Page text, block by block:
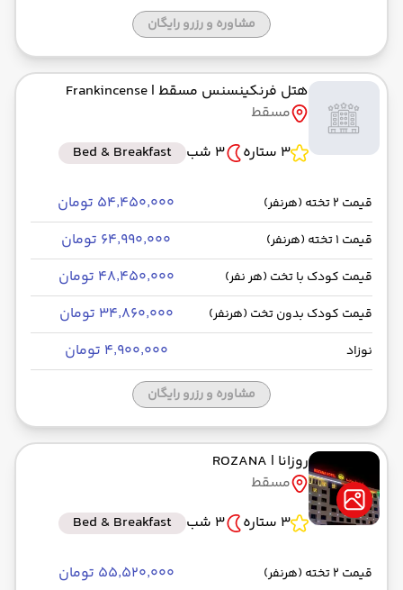
مشاوره و رزرو رایگان
هتل فرنکینسنس مسقط | Frankincense
مسقط
3 ستاره
3 شب Bed & Breakfast
قیمت 2 تخته (هرنفر) ۵۴٬۴۵۰٬۰۰۰ تومان
قیمت 1 تخته (هرنفر) ۶۴٬۹۹۰٬۰۰۰ تومان
قیمت کودک با تخت (هر نفر) ۴۸٬۴۵۰٬۰۰۰ تومان
قیمت کودک بدون تخت (هرنفر) ۳۴٬۸۶۰٬۰۰۰ تومان
نوزاد ۴٬۹۰۰٬۰۰۰ تومان
مشاوره و رزرو رایگان
روزانا | ROZANA
مسقط
3 ستاره
3 شب Bed & Breakfast
قیمت 2 تخته (هرنفر) ۵۵٬۵۲۰٬۰۰۰ تومان